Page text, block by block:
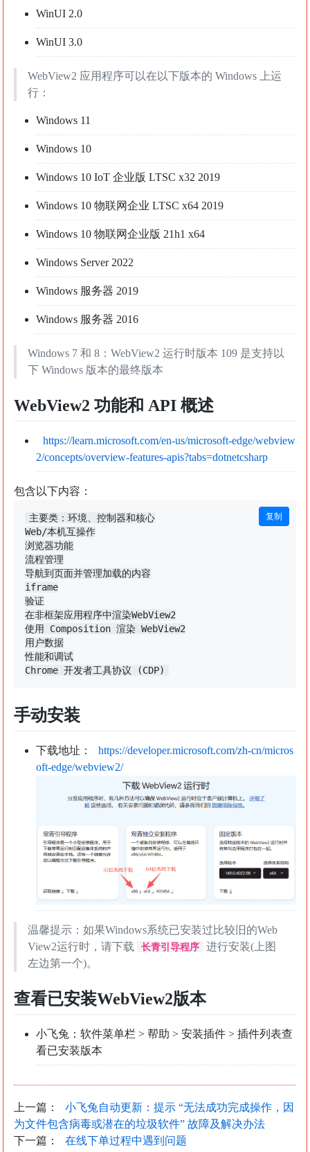
WinUI 2.0
WinUI 3.0
WebView2 应用程序可以在以下版本的 Windows 上运
行：
Windows 11
Windows 10
Windows 10 IoT 企业版 LTSC x32 2019
Windows 10 物联网企业 LTSC x64 2019
Windows 10 物联网企业版 21h1 x64
Windows Server 2022
Windows 服务器 2019
Windows 服务器 2016
Windows 7 和 8：WebView2 运行时版本 109 是支持以
下 Windows 版本的最终版本
WebView2 功能和 API 概述
https://learn.microsoft.com/en-us/microsoft-edge/webview
2/concepts/overview-features-apis?tabs=dotnetcsharp
包含以下内容：
复制
主要类：环境、控制器和核心
Web/本机互操作
浏览器功能
流程管理
导航到页面并管理加载的内容
iframe
验证
在非框架应用程序中渲染WebView2
使用 Composition 渲染 WebView2
用户数据
性能和调试
手动安装
下载地址：
https://developer.microsoft.com/zh-cn/micros
oft-edge/webview2/
温馨提示：如果Windows系统已安装过比较旧的Web
View2运行时，请下载
长青引导程序
进行安装(上图
左边第一个)。
查看已安装WebView2版本
小飞兔：软件菜单栏 > 帮助 > 安装插件 > 插件列表查
看已安装版本
上一篇：
小飞兔自动更新：提示 “无法成功完成操作，因
为文件包含病毒或潜在的垃圾软件” 故障及解决办法
下一篇：
在线下单过程中遇到问题